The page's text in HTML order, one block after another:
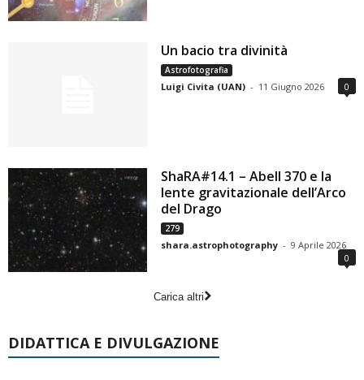
Un bacio tra divinità
Astrofotografia
Luigi Civita (UAN) - 11 Giugno 2026 0
ShaRA#14.1 – Abell 370 e la
lente gravitazionale dell’Arco
del Drago
279
shara.astrophotography - 9 Aprile 2026
0
Carica altri
DIDATTICA E DIVULGAZIONE